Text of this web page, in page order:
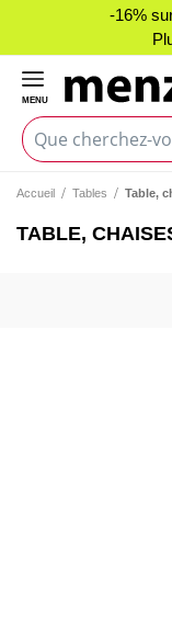
-16%
MENU
Accueil Tables Table,
TABLE,